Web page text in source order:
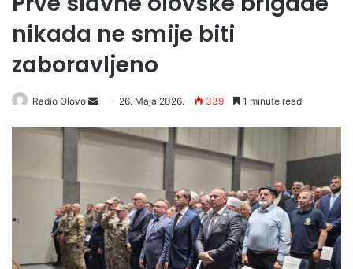
nikada ne smije biti
zaboravljeno
Radio Olovo
n
e
m
a
26. Maja 2026. 339 1 minute read